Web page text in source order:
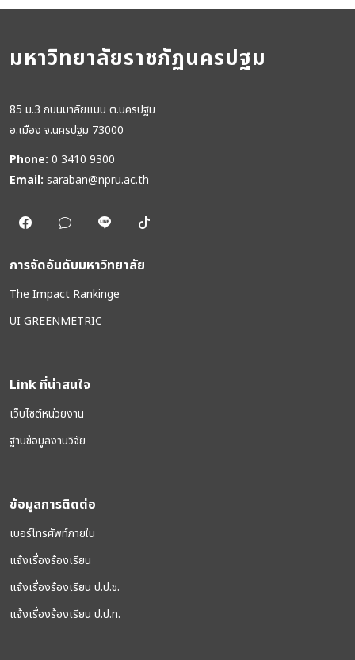
มหาวิทยาลัยราชภัฏนครปฐม
85 ม.3 ถนนมาลัยแมน ต.นครปฐม
อ.เมือง จ.นครปฐม 73000
Phone: 0 3410 9300
Email: saraban@npru.ac.th
การจัดอันดับมหาวิทยาลัย
The Impact Rankinge
UI GREENMETRIC
Link ที่น่าสนใจ
เว็บไซต์หน่วยงาน
ฐานข้อมูลงานวิจัย
ข้อมูลการติดต่อ
เบอร์โทรศัพท์ภายใน
แจ้งเรื่องร้องเรียน
แจ้งเรื่องร้องเรียน ป.ป.ช.
แจ้งเรื่องร้องเรียน ป.ป.ท.